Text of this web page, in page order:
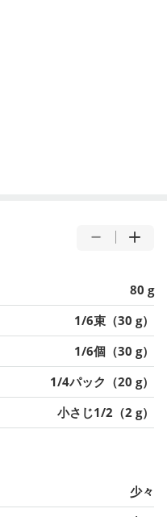
80 g
1/6束（30 g）
1/6個（30 g）
1/4パック（20 g）
小さじ1/2（2 g）
少々